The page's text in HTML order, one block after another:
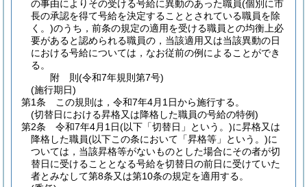
の事由によりその受ける号給に異動のあった職員(個別に市
長の承認を得て号給を決定することとされている職員を除
く。)のうち，前条の規定の適用を受ける職員との均衡上必
要があると認められる職員の，当該適用又は当該異動の日
における号給については，なお従前の例によることができ
る。
附 則(令和7年規則第7号)
(施行期日)
第1条
この規則は，令和7年4月1日から施行する。
(切替日における昇格又は降格した職員の号給の特例)
第2条
令和7年4月1日(以下「切替日」という。)に昇格又は
降格した職員(以下この条において「昇格等」という。)に
ついては，当該昇格等がないものとした場合にその者が切
替日に受けることとなる号給を切替日の前日に受けていた
者とみなして第8条又は第10条の規定を適用する。